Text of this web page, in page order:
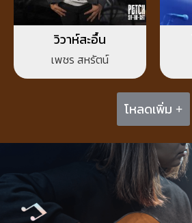
วิวาห์สะอื้น
เพชร สหรัตน์
โหลดเพิ่ม +